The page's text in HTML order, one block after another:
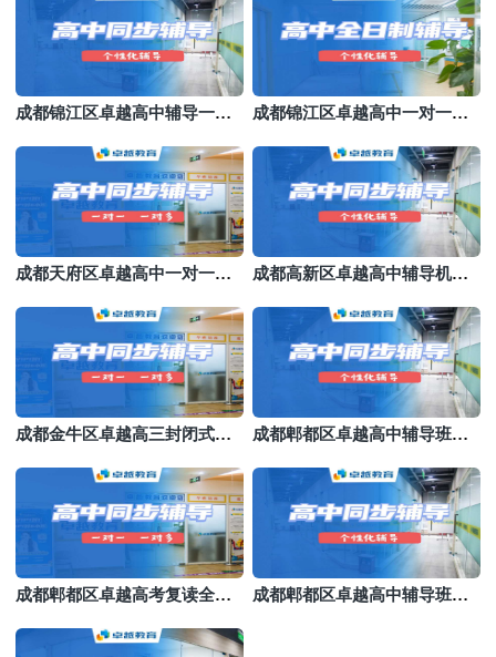
成都锦江区卓越高中辅导一对
成都锦江区卓越高中一对一收
成都天府区卓越高中一对一收
成都高新区卓越高中辅导机构
成都金牛区卓越高三封闭式冲
成都郫都区卓越高中辅导班机
成都郫都区卓越高考复读全封
成都郫都区卓越高中辅导班机